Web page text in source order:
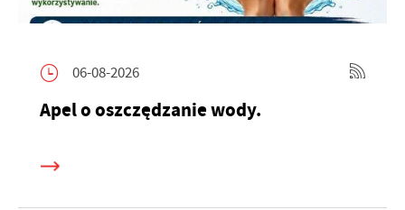
06-08-2026
Apel o oszczędzanie wody.